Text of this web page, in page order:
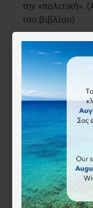
την
του βιβλίου)
«Το βιβλίο
Μάρσαλ, σε
Κατσούλα, είναι
βιβλίο. Στα
δελεαστικό
Αν και
φροντίζει να το
αναθεωρημένη
στα
περιλαμβάνει
Κατσουλάρης,